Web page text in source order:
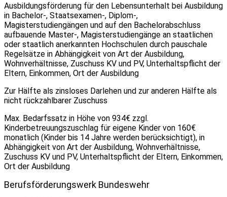
Ausbildungsförderung für den Lebensunterhalt bei Ausbildung
in Bachelor-, Staatsexamen-, Diplom-,
Magisterstudiengängen und auf den Bachelorabschluss
aufbauende Master-, Magisterstudiengänge an staatlichen
oder staatlich anerkannten Hochschulen durch pauschale
Regelsätze in Abhängigkeit von Art der Ausbildung,
Wohnverhältnisse, Zuschuss KV und PV, Unterhaltspflicht der
Eltern, Einkommen, Ort der Ausbildung
Zur Hälfte als zinsloses Darlehen und zur anderen Hälfte als
nicht rückzahlbarer Zuschuss
Max. Bedarfssatz in Höhe von 934€ zzgl.
Kinderbetreuungszuschlag für eigene Kinder von 160€
monatlich (Kinder bis 14 Jahre werden berücksichtigt), in
Abhängigkeit von Art der Ausbildung, Wohnverhältnisse,
Zuschuss KV und PV, Unterhaltspflicht der Eltern, Einkommen,
Ort der Ausbildung
Berufsförderungswerk Bundeswehr